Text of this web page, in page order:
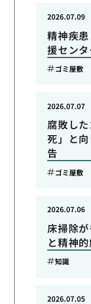
精神疾
援セン
2026.07.09
ゴミ屋敷
腐敗し
死」と
告
2026.07.07
ゴミ屋敷
床掃除
と精神
2026.07.06
知識
2026.07.05